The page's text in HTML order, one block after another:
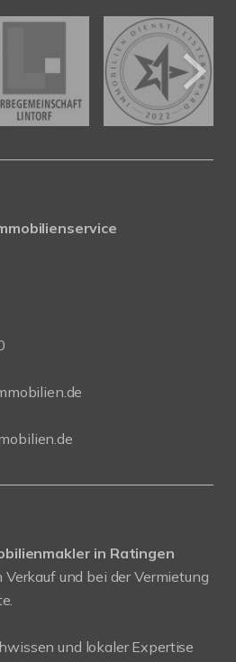
in Ratingen
und bei der Vermietung
und lokaler Expertise